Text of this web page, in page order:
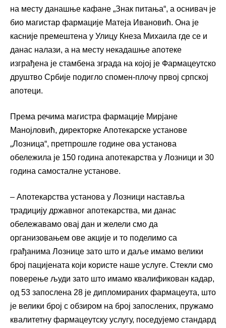
на месту данашње кафане „Знак питања“, а оснивач је
био магистар фармације Матеја Ивановић. Она је
касније премештена у Улицу Кнеза Михаила где се и
данас налази, а на месту некадашње апотеке
изграђена је стамбена зграда на којој је Фармацеутско
друштво Србије подигло спомен-плочу првој српској
апотеци.
Према речима магистра фармације Мирјане
Манојловић, директорке Апотекарске установе
„Лозница“, претпрошле године ова установа
обележила је 150 година апотекарства у Лозници и 30
година самосталне установе.
– Апотекарства установа у Лозници наставља
традицију државног апотекарства, ми данас
обележавамо овај дан и желели смо да
организовањем ове акције и то поделимо са
грађанима Лознице зато што и даље имамо велики
број пацијената који користе наше услуге. Стекли смо
поверење људи зато што имамо квалификован кадар,
од 53 запослена 28 је дипломираних фармацеута, што
је велики број с обзиром на број запослених, пружамо
квалитетну фармацеутску услугу, поседујемо стандард